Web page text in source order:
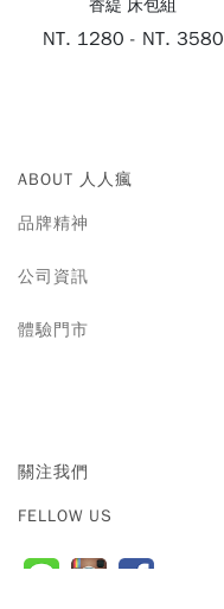
香緹 床包組
NT. 1280 - NT. 3580
ABOUT 人人瘋
品牌精神
公司資訊
體驗門市
關注我們
FELLOW US